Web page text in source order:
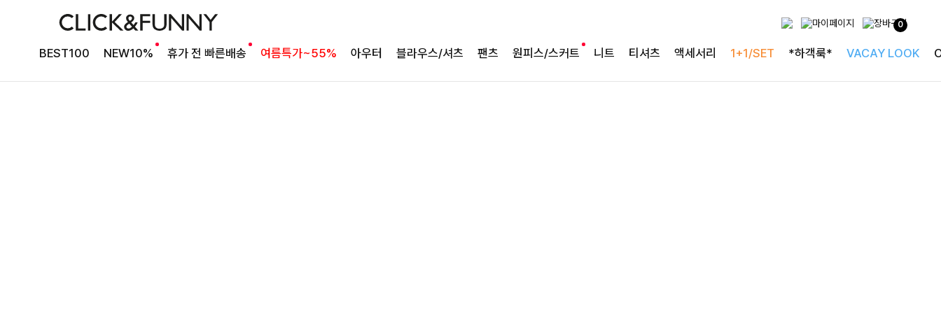
0
BEST100 NEW10% 휴가 전 빠른배송 여름특가~55% 아우터 블라우스/셔츠 팬츠 원피스/스커트 니트 티셔츠 액세서리 1+1/SET *하객룩* VACAY LOOK